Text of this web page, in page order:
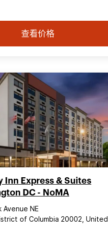
查看价格
Inn Express & Suites
DC - NoMA
Avenue NE
of Columbia 20002, United